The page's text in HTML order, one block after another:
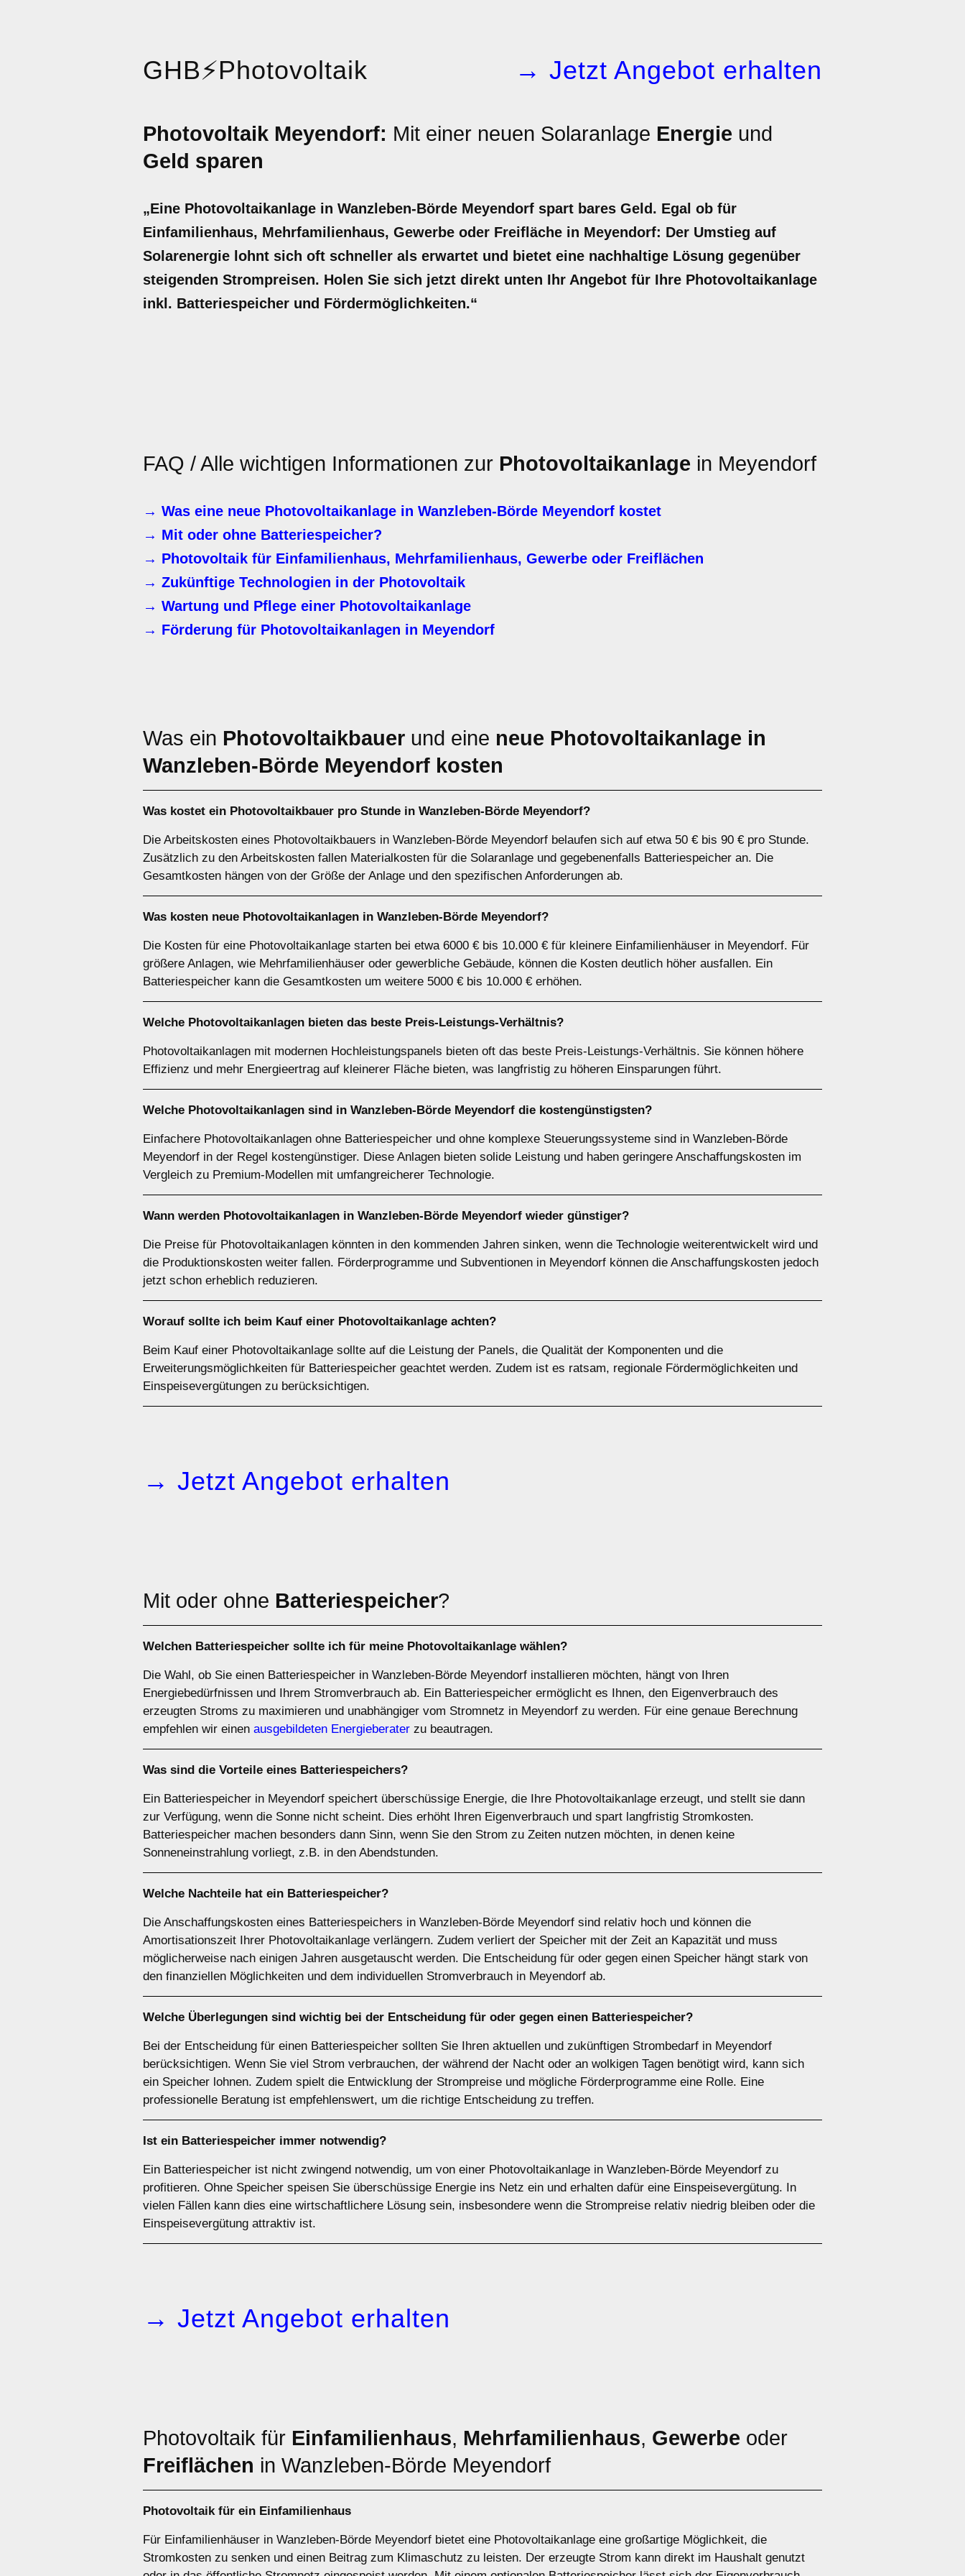
GHB⚡Photovoltaik → Jetzt Angebot erhalten
Photovoltaik Meyendorf: Mit einer neuen Solaranlage Energie und
Geld sparen
„Eine Photovoltaikanlage in Wanzleben-Börde Meyendorf spart bares Geld. Egal ob für
Einfamilienhaus, Mehrfamilienhaus, Gewerbe oder Freifläche in Meyendorf: Der Umstieg auf
Solarenergie lohnt sich oft schneller als erwartet und bietet eine nachhaltige Lösung gegenüber
steigenden Strompreisen. Holen Sie sich jetzt direkt unten Ihr Angebot für Ihre Photovoltaikanlage
inkl. Batteriespeicher und Fördermöglichkeiten.“
FAQ / Alle wichtigen Informationen zur Photovoltaikanlage in Meyendorf
→ Was eine neue Photovoltaikanlage in Wanzleben-Börde Meyendorf kostet
→ Mit oder ohne Batteriespeicher?
→ Photovoltaik für Einfamilienhaus, Mehrfamilienhaus, Gewerbe oder Freiflächen
→ Zukünftige Technologien in der Photovoltaik
→ Wartung und Pflege einer Photovoltaikanlage
→ Förderung für Photovoltaikanlagen in Meyendorf
Was ein Photovoltaikbauer und eine neue Photovoltaikanlage in
Wanzleben-Börde Meyendorf kosten
Was kostet ein Photovoltaikbauer pro Stunde in Wanzleben-Börde Meyendorf?
Die Arbeitskosten eines Photovoltaikbauers in Wanzleben-Börde Meyendorf belaufen sich auf etwa 50 € bis 90 € pro Stunde.
Zusätzlich zu den Arbeitskosten fallen Materialkosten für die Solaranlage und gegebenenfalls Batteriespeicher an. Die
Gesamtkosten hängen von der Größe der Anlage und den spezifischen Anforderungen ab.
Was kosten neue Photovoltaikanlagen in Wanzleben-Börde Meyendorf?
Die Kosten für eine Photovoltaikanlage starten bei etwa 6000 € bis 10.000 € für kleinere Einfamilienhäuser in Meyendorf. Für
größere Anlagen, wie Mehrfamilienhäuser oder gewerbliche Gebäude, können die Kosten deutlich höher ausfallen. Ein
Batteriespeicher kann die Gesamtkosten um weitere 5000 € bis 10.000 € erhöhen.
Welche Photovoltaikanlagen bieten das beste Preis-Leistungs-Verhältnis?
Photovoltaikanlagen mit modernen Hochleistungspanels bieten oft das beste Preis-Leistungs-Verhältnis. Sie können höhere
Effizienz und mehr Energieertrag auf kleinerer Fläche bieten, was langfristig zu höheren Einsparungen führt.
Welche Photovoltaikanlagen sind in Wanzleben-Börde Meyendorf die kostengünstigsten?
Einfachere Photovoltaikanlagen ohne Batteriespeicher und ohne komplexe Steuerungssysteme sind in Wanzleben-Börde
Meyendorf in der Regel kostengünstiger. Diese Anlagen bieten solide Leistung und haben geringere Anschaffungskosten im
Vergleich zu Premium-Modellen mit umfangreicherer Technologie.
Wann werden Photovoltaikanlagen in Wanzleben-Börde Meyendorf wieder günstiger?
Die Preise für Photovoltaikanlagen könnten in den kommenden Jahren sinken, wenn die Technologie weiterentwickelt wird und
die Produktionskosten weiter fallen. Förderprogramme und Subventionen in Meyendorf können die Anschaffungskosten jedoch
jetzt schon erheblich reduzieren.
Worauf sollte ich beim Kauf einer Photovoltaikanlage achten?
Beim Kauf einer Photovoltaikanlage sollte auf die Leistung der Panels, die Qualität der Komponenten und die
Erweiterungsmöglichkeiten für Batteriespeicher geachtet werden. Zudem ist es ratsam, regionale Fördermöglichkeiten und
Einspeisevergütungen zu berücksichtigen.
→ Jetzt Angebot erhalten
Mit oder ohne Batteriespeicher?
Welchen Batteriespeicher sollte ich für meine Photovoltaikanlage wählen?
Die Wahl, ob Sie einen Batteriespeicher in Wanzleben-Börde Meyendorf installieren möchten, hängt von Ihren
Energiebedürfnissen und Ihrem Stromverbrauch ab. Ein Batteriespeicher ermöglicht es Ihnen, den Eigenverbrauch des
erzeugten Stroms zu maximieren und unabhängiger vom Stromnetz in Meyendorf zu werden. Für eine genaue Berechnung
empfehlen wir einen ausgebildeten Energieberater zu beautragen.
Was sind die Vorteile eines Batteriespeichers?
Ein Batteriespeicher in Meyendorf speichert überschüssige Energie, die Ihre Photovoltaikanlage erzeugt, und stellt sie dann
zur Verfügung, wenn die Sonne nicht scheint. Dies erhöht Ihren Eigenverbrauch und spart langfristig Stromkosten.
Batteriespeicher machen besonders dann Sinn, wenn Sie den Strom zu Zeiten nutzen möchten, in denen keine
Sonneneinstrahlung vorliegt, z.B. in den Abendstunden.
Welche Nachteile hat ein Batteriespeicher?
Die Anschaffungskosten eines Batteriespeichers in Wanzleben-Börde Meyendorf sind relativ hoch und können die
Amortisationszeit Ihrer Photovoltaikanlage verlängern. Zudem verliert der Speicher mit der Zeit an Kapazität und muss
möglicherweise nach einigen Jahren ausgetauscht werden. Die Entscheidung für oder gegen einen Speicher hängt stark von
den finanziellen Möglichkeiten und dem individuellen Stromverbrauch in Meyendorf ab.
Welche Überlegungen sind wichtig bei der Entscheidung für oder gegen einen Batteriespeicher?
Bei der Entscheidung für einen Batteriespeicher sollten Sie Ihren aktuellen und zukünftigen Strombedarf in Meyendorf
berücksichtigen. Wenn Sie viel Strom verbrauchen, der während der Nacht oder an wolkigen Tagen benötigt wird, kann sich
ein Speicher lohnen. Zudem spielt die Entwicklung der Strompreise und mögliche Förderprogramme eine Rolle. Eine
professionelle Beratung ist empfehlenswert, um die richtige Entscheidung zu treffen.
Ist ein Batteriespeicher immer notwendig?
Ein Batteriespeicher ist nicht zwingend notwendig, um von einer Photovoltaikanlage in Wanzleben-Börde Meyendorf zu
profitieren. Ohne Speicher speisen Sie überschüssige Energie ins Netz ein und erhalten dafür eine Einspeisevergütung. In
vielen Fällen kann dies eine wirtschaftlichere Lösung sein, insbesondere wenn die Strompreise relativ niedrig bleiben oder die
Einspeisevergütung attraktiv ist.
→ Jetzt Angebot erhalten
Photovoltaik für Einfamilienhaus, Mehrfamilienhaus, Gewerbe oder
Freiflächen in Wanzleben-Börde Meyendorf
Photovoltaik für ein Einfamilienhaus
Für Einfamilienhäuser in Wanzleben-Börde Meyendorf bietet eine Photovoltaikanlage eine großartige Möglichkeit, die
Stromkosten zu senken und einen Beitrag zum Klimaschutz zu leisten. Der erzeugte Strom kann direkt im Haushalt genutzt